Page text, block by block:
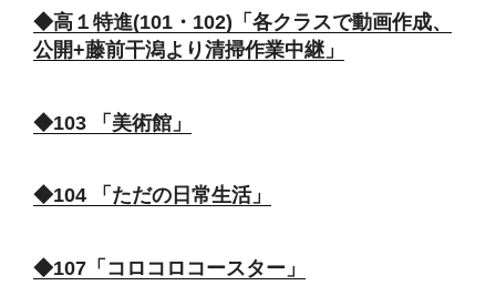
◆高１特進(101・102)「各クラスで動画作成、
公開+藤前干潟より清掃作業中継」
◆103 「美術館」
◆104 「ただの日常生活」
◆107「コロコロコースター」